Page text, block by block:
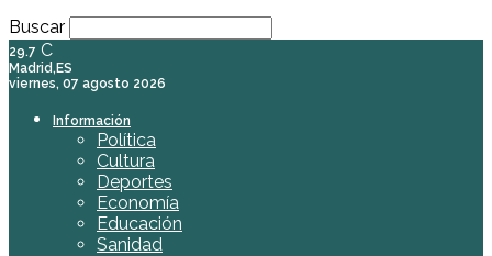
Buscar
29.7 C
Madrid,ES
viernes, 07 agosto 2026
Información
Política
Cultura
Deportes
Economía
Educación
Sanidad